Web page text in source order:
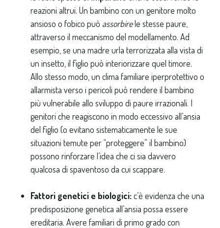
reazioni altrui. Un bambino con un genitore molto
ansioso o fobico può assorbirele stesse paure,
attraverso il meccanismo del modellamento. Ad
esempio, se una madre urla terrorizzata alla vista di
un insetto, il figlio può interiorizzare quel timore.
Allo stesso modo, un clima familiare iperprotettivo o
allarmista verso i pericoli può rendere il bambino
più vulnerabile allo sviluppo di paure irrazionali. I
genitori che reagiscono in modo eccessivo all’ansia
del figlio (o evitano sistematicamente le sue
situazioni temute per “proteggere” il bambino)
possono rinforzare l’idea che ci sia davvero
qualcosa di spaventoso da cui scappare.
Fattori genetici e biologici:c’è evidenza che una
predisposizione genetica all’ansia possa essere
ereditaria. Avere familiari di primo grado con